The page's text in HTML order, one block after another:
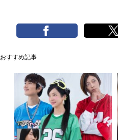
おすすめ記事